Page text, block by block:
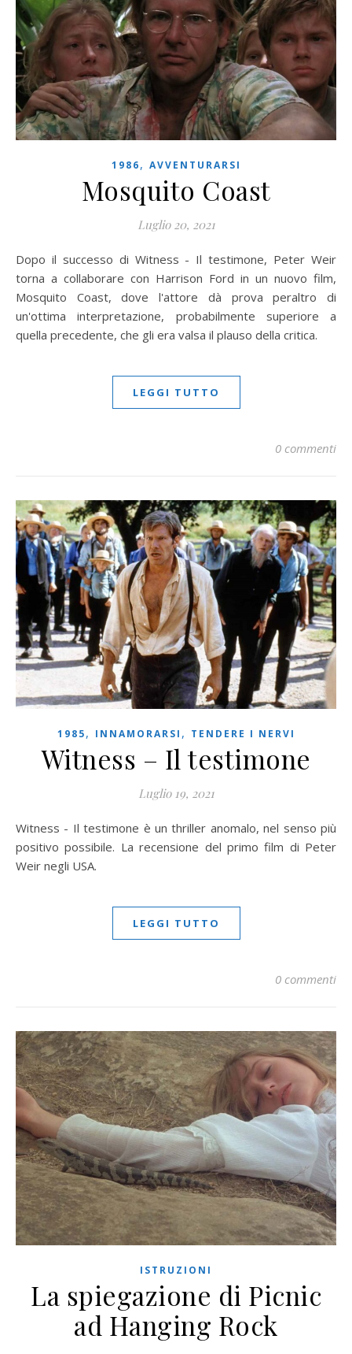
1986, AVVENTURARSI
Mosquito Coast
Luglio 20, 2021
Dopo il successo di Witness - Il testimone, Peter Weir
torna a collaborare con Harrison Ford in un nuovo film,
Mosquito Coast, dove l'attore dà prova peraltro di
un'ottima interpretazione, probabilmente superiore a
quella precedente, che gli era valsa il plauso della critica.
LEGGI TUTTO
0 commenti
1985, INNAMORARSI , TENDERE I NERVI
Witness – Il testimone
Luglio 19, 2021
Witness - Il testimone è un thriller anomalo, nel senso più
positivo possibile. La recensione del primo film di Peter
Weir negli USA.
LEGGI TUTTO
0 commenti
ISTRUZIONI
La spiegazione di Picnic
ad Hanging Rock